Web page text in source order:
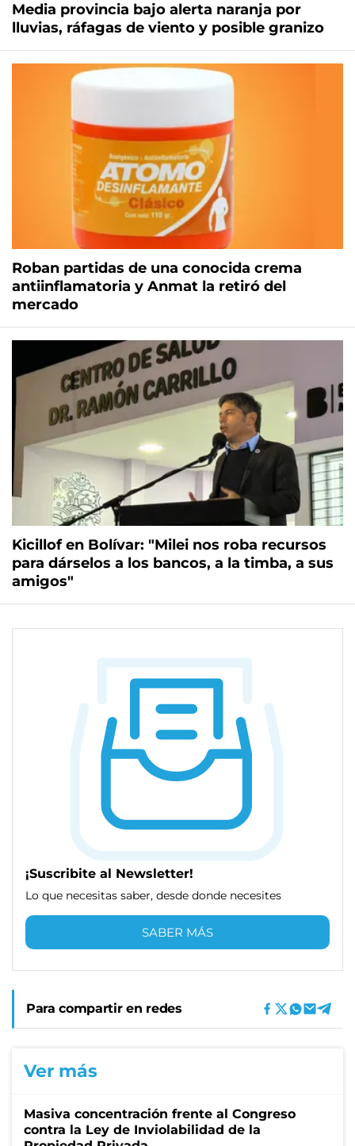
Media provincia bajo alerta naranja por
lluvias, ráfagas de viento y posible granizo
Roban partidas de una conocida crema
antiinflamatoria y Anmat la retiró del
mercado
Kicillof en Bolívar: "Milei nos roba recursos
para dárselos a los bancos, a la timba, a sus
amigos"
¡Suscribite al Newsletter!
Lo que necesitas saber, desde donde necesites
SABER MÁS
Para compartir en redes
Ver más
Masiva concentración frente al Congreso
contra la Ley de Inviolabilidad de la